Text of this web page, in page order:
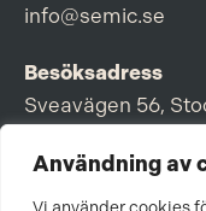
Användning av
info@semic.se
Besöksadress
Sveavägen 56,
Postadress